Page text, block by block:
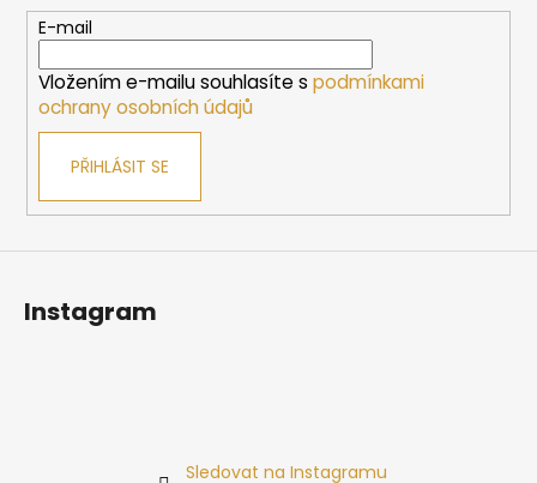
E-mail
Vložením e-mailu souhlasíte s podmínkami
ochrany osobních údajů
PŘIHLÁSIT SE
Instagram
Sledovat na Instagramu